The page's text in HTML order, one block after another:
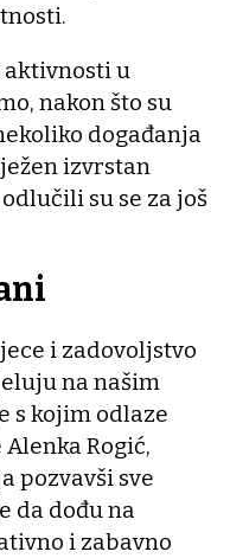
aktivnosti u
nakon što su
događanja
izvrstan
su se za još
i zadovoljstvo
na našim
s kojim odlaze
Rogić,
pozvavši sve
da dođu na
i zabavno